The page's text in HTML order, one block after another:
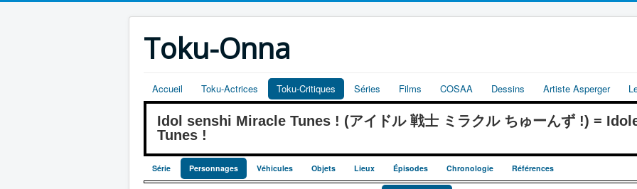
Toku-Onna
Accueil Toku-Actrices Toku-Critiques Séries Films COSAA Dessins Artiste Asperger
Idol senshi Miracle Tunes ! (アイドル 戦士 ミラクル ちゅーんず !) =
Tunes !
Série Personnages Véhicules Objets Lieux Épisodes Chronologie Références